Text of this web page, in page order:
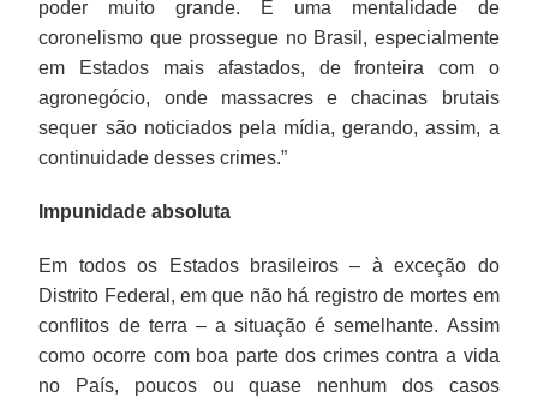
poder muito grande. É uma mentalidade de
coronelismo que prossegue no Brasil, especialmente
em Estados mais afastados, de fronteira com o
agronegócio, onde massacres e chacinas brutais
sequer são noticiados pela mídia, gerando, assim, a
continuidade desses crimes.”
Impunidade absoluta
Em todos os Estados brasileiros – à exceção do
Distrito Federal, em que não há registro de mortes em
conflitos de terra – a situação é semelhante. Assim
como ocorre com boa parte dos crimes contra a vida
no País, poucos ou quase nenhum dos casos